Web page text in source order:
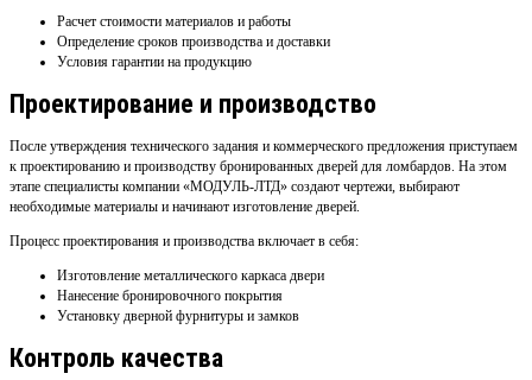
Расчет стоимости материалов и работы
Определение сроков производства и доставки
Условия гарантии на продукцию
Проектирование и производство
После утверждения технического задания и коммерческого предложения приступаем
к проектированию и производству бронированных дверей для ломбардов. На этом
этапе специалисты компании «МОДУЛЬ-ЛТД» создают чертежи, выбирают
необходимые материалы и начинают изготовление дверей.
Процесс проектирования и производства включает в себя:
Изготовление металлического каркаса двери
Нанесение бронировочного покрытия
Установку дверной фурнитуры и замков
Контроль качества